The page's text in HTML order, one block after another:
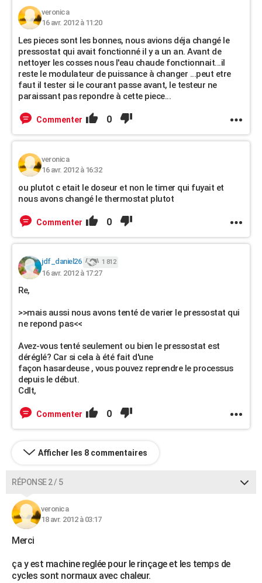
veronica
16 avr. 2012 à 11:20
Les pieces sont les bonnes, nous avions déja changé le
pressostat qui avait fonctionné il y a un an. Avant de
nettoyer les cosses nous l'eau chaude fonctionnait...il
reste le modulateur de puissance à changer ...peut etre
faut il tester si le courant passe avant, le testeur ne
paraissant pas repondre à cette piece...
Commenter 0
veronica
16 avr. 2012 à 16:32
ou plutot c etait le doseur et non le timer qui fuyait et
nous avons changé le thermostat plutot
Commenter 0
jdf_daniel26 1 812
16 avr. 2012 à 17:27
Re,
>>mais aussi nous avons tenté de varier le pressostat qui
ne repond pas<<
Avez-vous tenté seulement ou bien le pressostat est
déréglé? Car si cela à été fait d'une
façon hasardeuse , vous pouvez reprendre le processus
depuis le début.
Cdlt,
Commenter 0
Afficher les 8 commentaires
RÉPONSE 2 / 5
veronica
18 avr. 2012 à 03:17
Merci
ça y est machine reglée pour le rinçage et les temps de
cycles sont normaux avec chaleur.